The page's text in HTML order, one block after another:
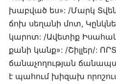
խաբված ես»: /Մարկ
ճոխ սեղանի մոտ,
կարոտ: /Ավետիք
քանի կանք»: /Շիլլեր/:
ճանաչողության
է պահում խիզախ